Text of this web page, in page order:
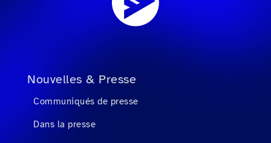
Nouvelles & Presse
Communiqués de presse
Dans la presse